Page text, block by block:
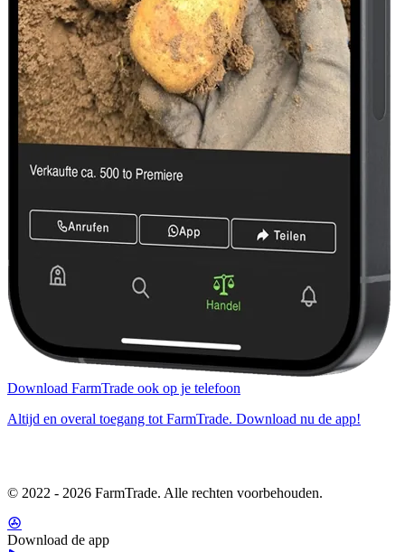
Download FarmTrade ook op je telefoon
Altijd en overal toegang tot FarmTrade. Download nu de app!
© 2022 - 2026 FarmTrade. Alle rechten voorbehouden.
Download de app